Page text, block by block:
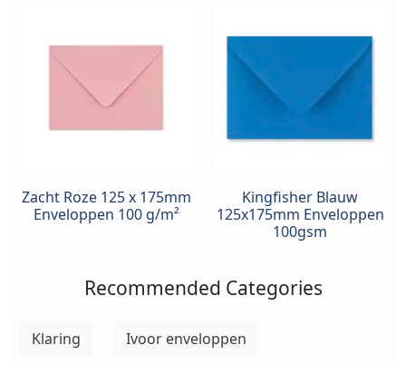
Zacht Roze 125 x 175mm
Enveloppen 100 g/m²
Kingfisher Blauw
125x175mm Enveloppen
100gsm
Recommended Categories
Klaring Ivoor enveloppen